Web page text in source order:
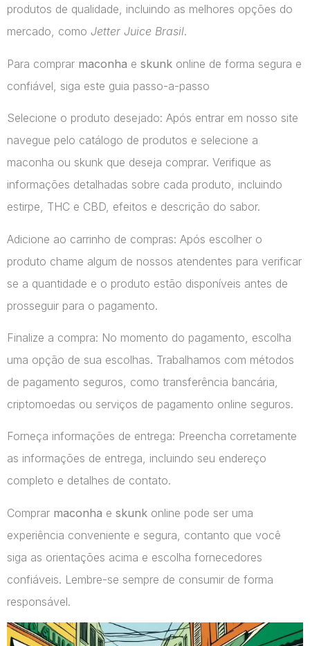
produtos de qualidade, incluindo as melhores opções do
mercado, como Jetter Juice Brasil.
Para comprar maconha e skunk online de forma segura e
confiável, siga este guia passo-a-passo
Selecione o produto desejado: Após entrar em nosso site
navegue pelo catálogo de produtos e selecione a
maconha ou skunk que deseja comprar. Verifique as
informações detalhadas sobre cada produto, incluindo
estirpe, THC e CBD, efeitos e descrição do sabor.
Adicione ao carrinho de compras: Após escolher o
produto chame algum de nossos atendentes para verificar
se a quantidade e o produto estão disponíveis antes de
prosseguir para o pagamento.
Finalize a compra: No momento do pagamento, escolha
uma opção de sua escolhas. Trabalhamos com métodos
de pagamento seguros, como transferência bancária,
criptomoedas ou serviços de pagamento online seguros.
Forneça informações de entrega: Preencha corretamente
as informações de entrega, incluindo seu endereço
completo e detalhes de contato.
Comprar maconha e skunk online pode ser uma
experiência conveniente e segura, contanto que você
siga as orientações acima e escolha fornecedores
confiáveis. Lembre-se sempre de consumir de forma
responsável.